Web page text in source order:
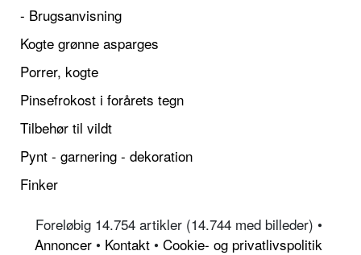
- Brugsanvisning
Kogte grønne asparges
Porrer, kogte
Pinsefrokost i forårets tegn
Tilbehør til vildt
Pynt - garnering - dekoration
Finker
Foreløbig 14.754 artikler (14.744 med billeder) •
Annoncer • Kontakt • Cookie- og privatlivspolitik